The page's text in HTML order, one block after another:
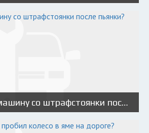
Как забрать машину со штрафстоянки после пьянки?